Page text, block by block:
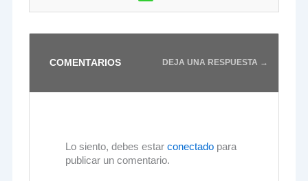
COMENTARIOS DEJA UNA RESPUESTA →
Lo siento, debes estar conectadopara
publicar un comentario.